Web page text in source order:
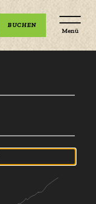
BUCHEN
Menü
Veranstaltungen